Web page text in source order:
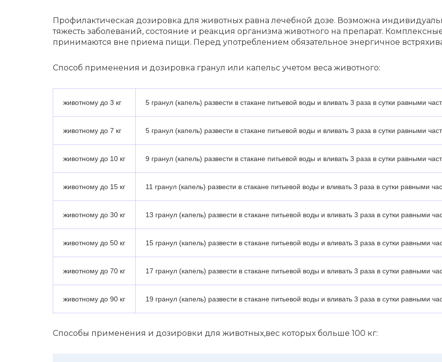
Профи­лак­ти­че­ская дози­ров­ка для живот­ных равна лечеб­ной дозе. Возмож­на
тяжесть заболе­ва­ний, состо­я­ние и реак­ция орга­низ­ма живот­но­го на препа­рат.
прини­ма­ют­ся вне прие­ма пищи. Перед употреб­ле­ни­ем обяза­тель­ное энер­гич­ное
Способ приме­не­ния и дози­ров­ка гранул или капельс учетом веса живот­но­го:
животному до 3 кг 5 гранул (капель) разве­сти в стакане питье­вой воды и вливать 3 раза в сутки равны­ми
животному до 7 кг 5 гранул (капель) разве­сти в стакане питье­вой воды и вливать 3 раза в сутки равны­ми
животному до 10 кг 9 гранул (капель) разве­сти в стакане питье­вой воды и вливать 3 раза в сутки равны­ми
животному до 15 кг 11 гранул (капель) разве­сти в стакане питье­вой воды и вливать 3 раза в сутки равны­ми
животному до 30 кг 13 гранул (капель) разве­сти в стакане питье­вой воды и вливать 3 раза в сутки равны­ми
животному до 50 кг 15 гранул (капель) разве­сти в стакане питье­вой воды и вливать 3 раза в сутки равны­ми
животному до 70 кг 17 гранул (капель) разве­сти в стакане питье­вой воды и вливать 3 раза в сутки равны­ми
животному до 90 кг 19 гранул (капель) разве­сти в стакане питье­вой воды и вливать 3 раза в сутки равны­ми
Спосо­бы приме­не­ния и дози­ров­ки для живот­ных,вес кото­рых боль­ше 100 кг: